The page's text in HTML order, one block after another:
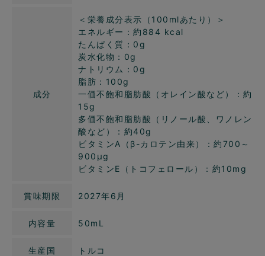
成分
＜栄養成分表示（100mlあたり）＞
エネルギー：約884 kcal
たんぱく質：0g
炭水化物：0g
ナトリウム：0g
脂肪：100g
一価不飽和脂肪酸（オレイン酸など）：約
15g
多価不飽和脂肪酸（リノール酸、ワノレン
酸など）：約40g
ビタミンA（β-カロテン由来）：約700～
900μg
ビタミンE（トコフェロール）：約10mg
賞味期限 2027年6月
内容量 50mL
生産国 トルコ